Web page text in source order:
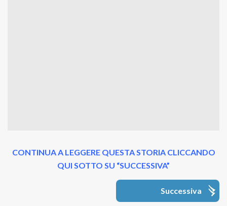
CONTINUA A LEGGERE QUESTA STORIA CLICCANDO
QUI SOTTO SU “SUCCESSIVA”
Successiva